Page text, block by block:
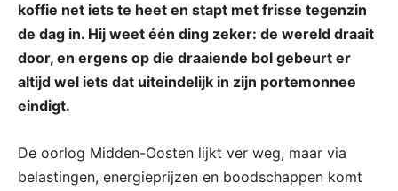
koffie net iets te heet en stapt met frisse tegenzin
de dag in. Hij weet één ding zeker: de wereld draait
door, en ergens op die draaiende bol gebeurt er
altijd wel iets dat uiteindelijk in zijn portemonnee
eindigt.
De oorlog Midden-Oosten lijkt ver weg, maar via
belastingen, energieprijzen en boodschappen komt